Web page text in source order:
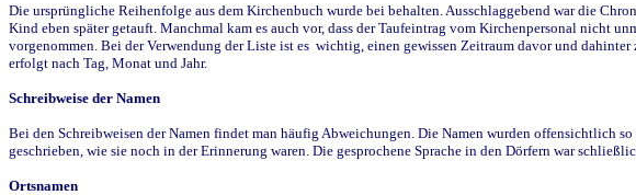
Die ursprüngliche Reihenfolge aus dem Kirchenbuch wurde bei behalten. Ausschlaggebend war die
Kind eben später getauft. Manchmal kam es auch vor, dass der Taufeintrag vom Kirchenpersonal nicht
vorgenommen. Bei der Verwendung der Liste ist es wichtig, einen gewissen Zeitraum davor und
erfolgt nach Tag, Monat und Jahr.
Schreibweise der Namen
Bei den Schreibweisen der Namen findet man häufig Abweichungen. Die Namen wurden offensichtlich
geschrieben, wie sie noch in der Erinnerung waren. Die gesprochene Sprache in den Dörfern war
Ortsnamen